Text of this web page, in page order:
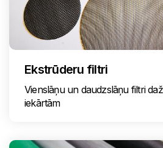
Ekstrūderu filtri
Vienslāņu un daudzslāņu filtri
iekārtām